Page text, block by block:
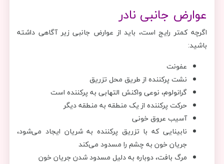
عوارض جانبی نادر
اگرچه کمتر رایج است، باید از عوارض جانبی زیر آگاهی داشته
باشید:
عفونت
نشت پرکننده از طریق محل تزریق
گرانولوم، نوعی واکنش التهابی به پرکننده است
حرکت پرکننده از یک منطقه به منطقه دیگر
آسیب عروق خونی
نابینایی که با تزریق پرکننده به شریان ایجاد می‌شود،
جریان خون به چشم را مسدود می‌کند
مرگ بافت، دوباره به دلیل مسدود شدن جریان خون